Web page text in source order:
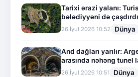
Tarixi ərazi yalanı:
bələdiyyəni də çaşdırdı
26.İyul.2026 10:52 Dünya
And dağları yarılır:
arasında nəhəng tunel
26.İyul.2026 10:51 Dünya